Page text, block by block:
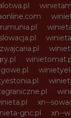
xn--
gnc.pl
xn--